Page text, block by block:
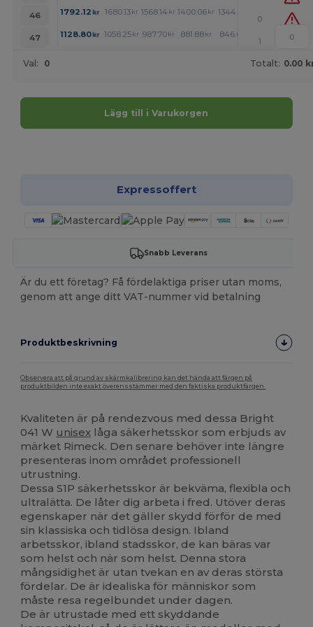
46
1792.12 kr 1680.13 kr 1568.14 kr 1400.06 kr 1344.06 kr
0
47
1128.80kr 1058.25 kr 987.70 kr 881.88 kr 846.60 kr
1
Val: 0 Totalt: 0.00
Lägg till i Varukorgen
Expressoffert
Snabb Leverans
Är du ett företag? Få fördelaktiga priser utan moms,
genom att ange ditt VAT-nummer vid betalning
Produktbeskrivning
Observera att på grund av skärmkalibrering kan det hända att färgen på
produktbilden inte exakt överensstämmer med den faktiska produktfärgen.
Kvaliteten är på rendezvous med dessa Bright
041 W unisex låga säkerhetsskor som erbjuds av
märket Rimeck. Den senare behöver inte längre
presenteras inom området professionell
utrustning.
Dessa S1P säkerhetsskor är bekväma, flexibla och
ultralätta. De låter dig arbeta i fred. Utöver deras
egenskaper när det gäller skydd förför de med
sin klassiska och tidlösa design. Ibland
arbetsskor, ibland stadsskor, de kan bäras var
som helst och när som helst. Denna stora
mångsidighet är utan tvekan en av deras största
fördelar. De är idealiska för människor som
måste resa regelbundet under dagen.
De är utrustade med ett skyddande